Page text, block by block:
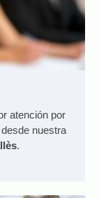
atención por
nuestra
.